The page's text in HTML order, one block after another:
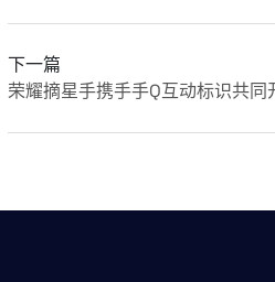
下一篇
荣耀摘星手携手手Q互动标识共